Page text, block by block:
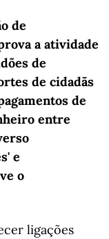
de
a atividade
de
de cidadãs
de
entre
e
o
ligações